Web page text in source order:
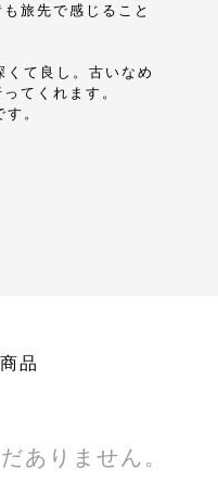
旅先で感じること
て良し。古いなめ
てくれます。
。
品
ありません。